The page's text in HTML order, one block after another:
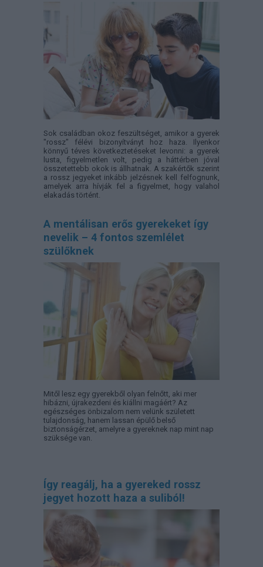
Sok családban okoz feszültséget, amikor a gyerek
"rossz" félévi bizonyítványt hoz haza. Ilyenkor
könnyű téves következtetéseket levonni: a gyerek
lusta, figyelmetlen volt, pedig a háttérben jóval
összetettebb okok is állhatnak. A szakértők szerint
a rossz jegyeket inkább jelzésnek kell felfognunk,
amelyek arra hívják fel a figyelmet, hogy valahol
elakadás történt.
A mentálisan erős gyerekeket így
nevelik – 4 fontos szemlélet
szülőknek
Mitől lesz egy gyerekből olyan felnőtt, aki mer
hibázni, újrakezdeni és kiállni magáért? Az
egészséges önbizalom nem velünk született
tulajdonság, hanem lassan épülő belső
biztonságérzet, amelyre a gyereknek nap mint nap
szüksége van.
Így reagálj, ha a gyereked rossz
jegyet hozott haza a suliból!